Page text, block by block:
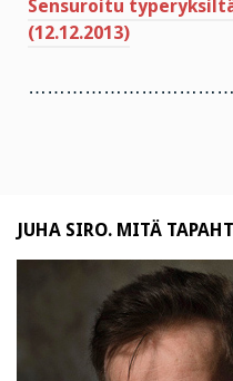
Sensuroitu
(12.12.2013)
JUHA SIRO. MITÄ